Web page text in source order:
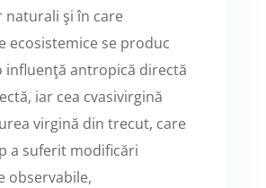
şi în care
ecosistemice se produc
influenţă antropică directă
iar cea cvasivirgină
virgină din trecut, care
a suferit modificări
observabile,